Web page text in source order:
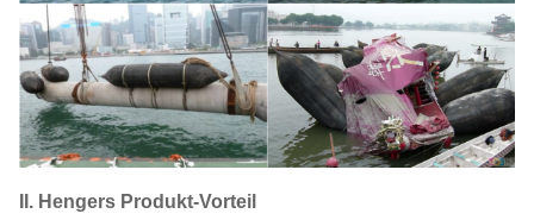
II. Hengers Produkt-Vorteil